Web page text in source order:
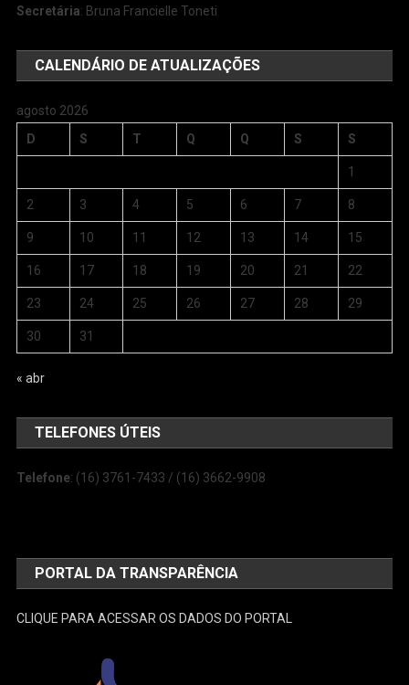
Secretária: Bruna Francielle Toneti
CALENDÁRIO DE ATUALIZAÇÕES
agosto 2026
D
S T Q Q S S
1
2 3 4 5 6 7 8
9 10 11 12 13 14 15
16 17 18 19 20 21 22
23 24 25 26 27 28 29
30 31
« abr
TELEFONES ÚTEIS
Telefone: (16) 3761-7433 / (16) 3662-9908
PORTAL DA TRANSPARÊNCIA
CLIQUE PARA ACESSAR OS DADOS DO PORTAL